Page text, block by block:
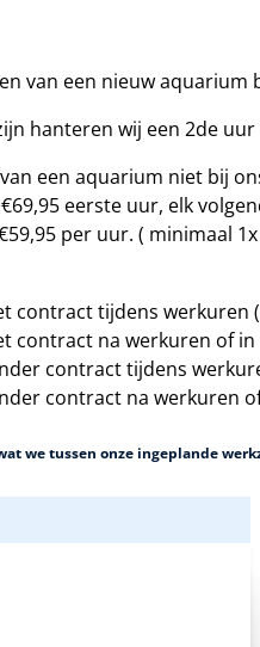
van een nieuw aquarium
hanteren wij een 2de uur
een aquarium niet bij
eerste uur, elk
per uur. ( minimaal
contract tijdens werkuren
contract na werkuren of
contract tijdens
contract na werkuren
we tussen onze ingeplande